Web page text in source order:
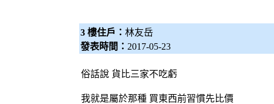
3 樓住戶： 林友岳
發表時間： 2017-05-23
俗話說 貨比三家不吃虧
我就是屬於那種 買東西前習慣先比價